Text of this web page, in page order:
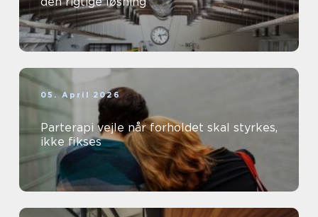
05. April 2026
Parterapi vejle når forholdet skal styrkes,
ikke fikses